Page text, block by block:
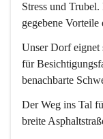
Stress und
gegebene Vorteile
Unser Dorf eignet
für
benachbarte
Der Weg ins Tal
breite